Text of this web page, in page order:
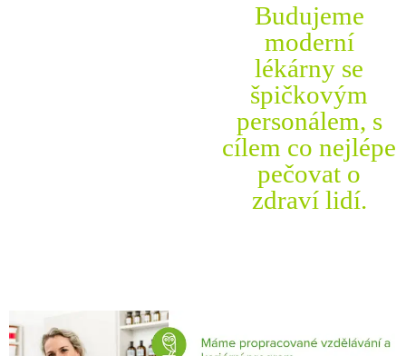
Budujeme
moderní
lékárny se
špičkovým
personálem, s
cílem co nejlépe
pečovat o
zdraví lidí.